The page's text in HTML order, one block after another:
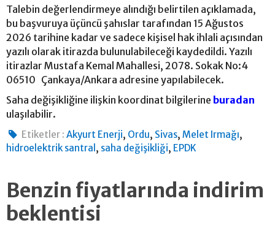
Talebin değerlendirmeye alındığı belirtilen açıklamada,
bu başvuruya üçüncü şahıslar tarafından 15 Ağustos
2026 tarihine kadar ve sadece kişisel hak ihlali açısından
yazılı olarak itirazda bulunulabileceği kaydedildi. Yazılı
itirazlar Mustafa Kemal Mahallesi, 2078. Sokak No:4
06510 Çankaya/Ankara adresine yapılabilecek.
Saha değişikliğine ilişkin koordinat bilgilerine buradan
ulaşılabilir.
Etiketler : Akyurt Enerji, Ordu, Sivas,Melet Irmağı,
hidroelektrik santral , saha değişikliği, EPDK
Benzin fiyatlarında indirim
beklentisi